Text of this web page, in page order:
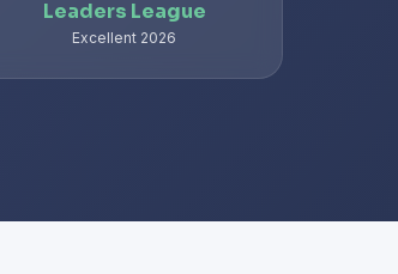
Leaders League
Excellent 2026